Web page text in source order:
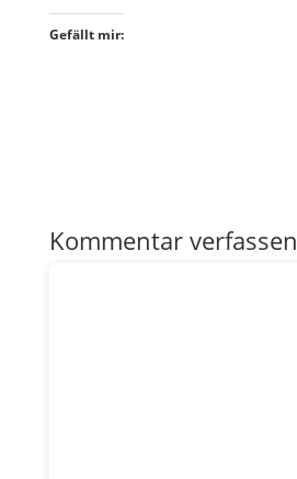
Gefällt mir:
Kommentar verfassen